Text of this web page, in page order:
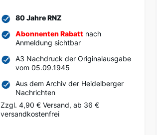
80 Jahre RNZ
Abonnenten Rabatt nach
Anmeldung sichtbar
A3 Nachdruck der Originalausgabe
vom 05.09.1945
Aus dem Archiv der Heidelberger
Nachrichten
Zzgl. 4,90 € Versand, ab 36 €
versandkostenfrei